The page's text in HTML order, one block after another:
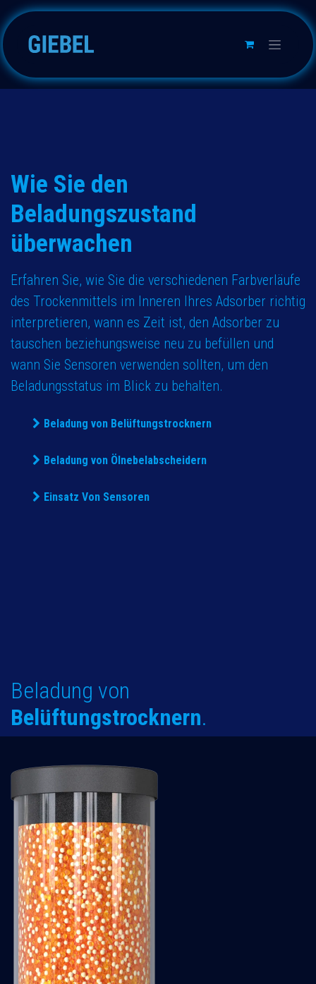
Zum Inhalt springen
Wie Sie den
Beladungszustand
überwachen
Erfahren Sie, wie Sie die verschiedenen Farbverläufe
des Trockenmittels im Inneren Ihres Adsorber richtig
interpretieren, wann es Zeit ist, den Adsorber zu
tauschen beziehungsweise neu zu befüllen und
wann Sie Sensoren verwenden sollten, um den
Beladungsstatus im Blick zu behalten.
Beladung von Belüftungstrocknern
Beladung von Ölnebelabscheidern
Einsatz Von Sensoren
Beladung von
Belüftungstrocknern.